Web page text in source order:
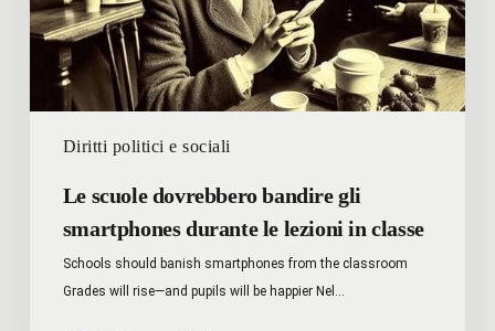
Diritti politici e sociali
lezioni
in
classe
Le scuole dovrebbero bandire gli
smartphones durante le lezioni in classe
Schools should banish smartphones from the classroom
Grades will rise—and pupils will be happier Nel…